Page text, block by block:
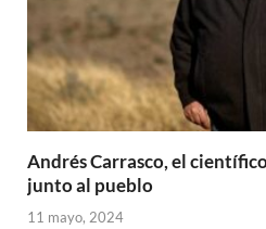
Andrés Carrasco, el
junto al pueblo
11 mayo, 2024